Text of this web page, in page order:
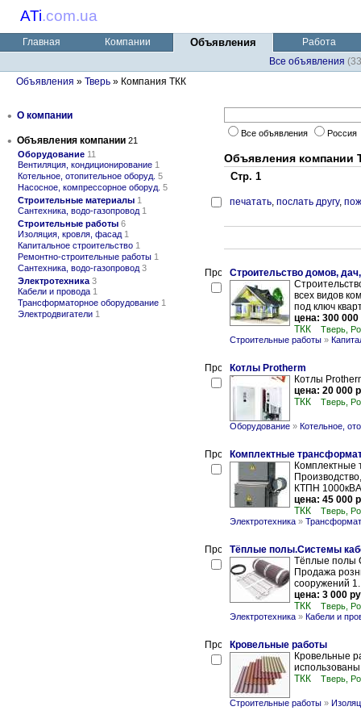
ATi.com.ua
Главная Компании Объявления
Работа
Все объявления
Объявления » Тверь » Компания ТКК
• О компании
• Объявления компании 21
Оборудование 11
Вентиляция, кондиционирование 1
Котельное, отопительное оборуд. 5
Насосное, компрессорное оборуд. 5
Строительные материалы 1
Сантехника, водо-газопровод 1
Строительные работы 6
Изоляция, кровля, фасад 1
Капитальное строительство 1
Ремонтно-строительные работы 1
Сантехника, водо-газопровод 3
Электротехника 3
Кабели и провода 1
Трансформаторное оборудование 1
Электродвигатели 1
Все объявления Россия
Объявления компании
Стр. 1
печатать, послать другу,
Строительство домов,
всех видов
под ключ
цена: 300 000
ТКК
Тверь,
Строительные работы »
Котлы Protherm
Котлы
цена: 20 000
ТКК
Тверь,
Оборудование » Котельное,
Комплектные
КТПН
цена: 45 000
ТКК
Тверь,
Электротехника »
Тёплые полы.Системы
Тёплые полы
Продажа
сооружений
цена: 3 000
ТКК
Тверь,
Электротехника » Кабели и
Кровельные работы
Кровельные
ТКК
Тверь,
Строительные работы »